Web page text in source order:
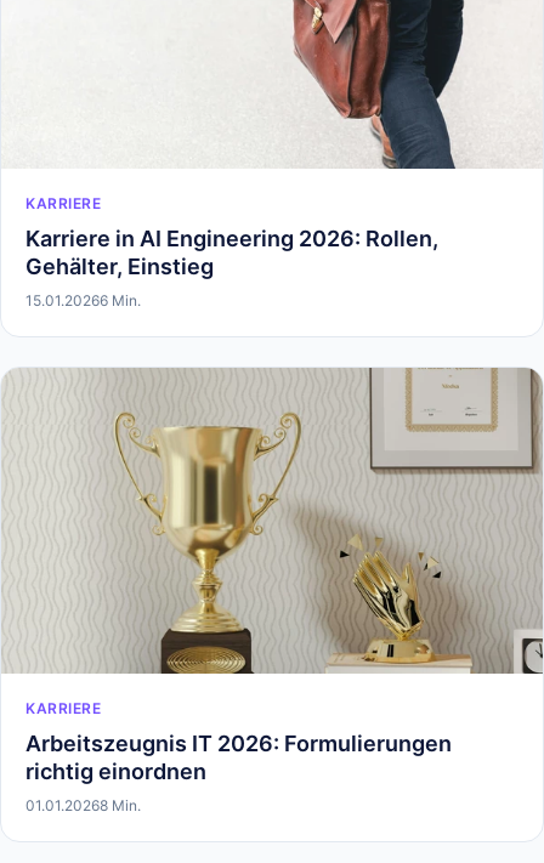
KARRIERE
Karriere in AI Engineering 2026: Rollen,
Gehälter, Einstieg
15.01.20266 Min.
KARRIERE
Arbeitszeugnis IT 2026: Formulierungen
richtig einordnen
01.01.20268 Min.